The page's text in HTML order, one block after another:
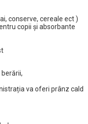
conserve, cereale ect )
copii și absorbante
va oferi prânz cald